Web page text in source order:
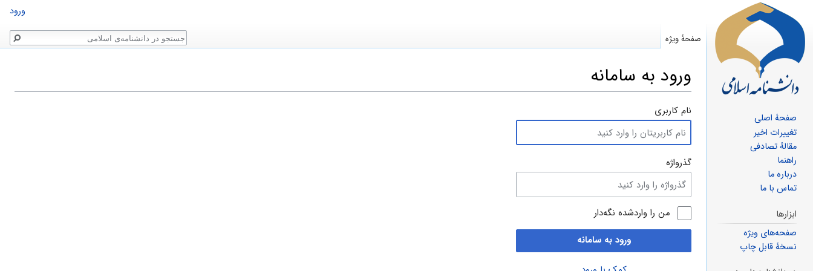
ورود به سامانه
پرش
ناوبری
پرش
جستجو
نام کاربری
گذرواژه
من را واردشده نگه‌دار
ورود به سامانه
ورود
صفحهٔ ویژه جستجو
صفحهٔ اصلی
تغییرات اخیر
مقالهٔ تصادفی
راهنما
درباره ما
تماس با ما
ابزارها
صفحه‌های ویژه
نسخهٔ قابل چاپ